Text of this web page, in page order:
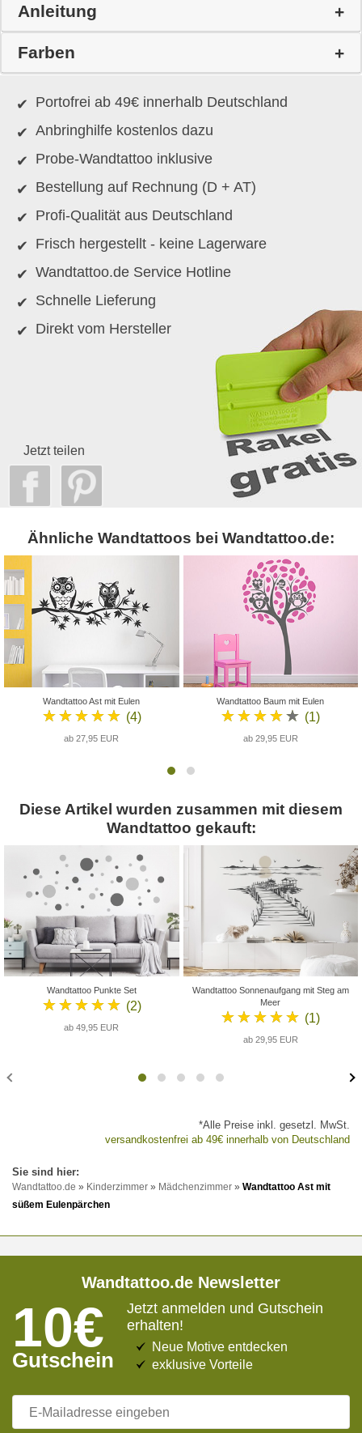
Anleitung
Farben
Portofrei ab 49€ innerhalb Deutschland
Anbringhilfe kostenlos dazu
Probe-Wandtattoo inklusive
Bestellung auf Rechnung (D + AT)
Profi-Qualität aus Deutschland
Frisch hergestellt - keine Lagerware
Wandtattoo.de Service Hotline
Schnelle Lieferung
Direkt vom Hersteller
Jetzt teilen
Ähnliche Wandtattoos bei Wandtattoo.de:
Wandtattoo Ast mit Eulen
★★★★★ (4)
ab 27,95 EUR
Wandtattoo Baum mit Eulen
★★★★★ (1)
ab 29,95 EUR
Diese Artikel wurden zusammen mit diesem
Wandtattoo gekauft:
Wandtattoo Punkte Set
★★★★★ (2)
ab 49,95 EUR
Wandtattoo Sonnenaufgang mit Steg am
Meer
★★★★★ (1)
ab 29,95 EUR
*Alle Preise inkl. gesetzl. MwSt.
versandkostenfrei ab 49€ innerhalb von Deutschland
Wandtattoo.de » Kinderzimmer » Mädchenzimmer » Wandtattoo Ast mit
süßem Eulenpärchen
Wandtattoo.de Newsletter
10€
Gutschein
Jetzt anmelden und Gutschein
erhalten!
Neue Motive entdecken
exklusive Vorteile